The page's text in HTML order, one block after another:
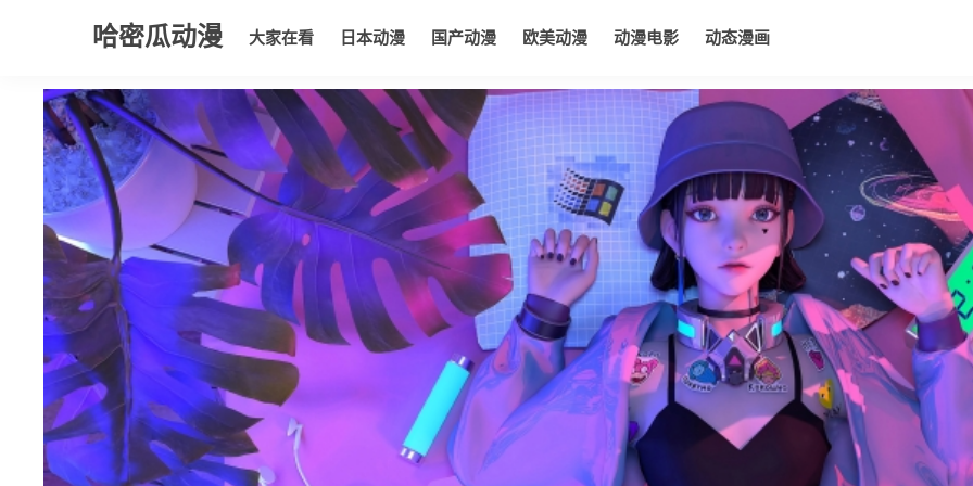
哈密瓜动漫 大家在看 日本动漫 国产动漫 欧美动漫 动漫电影 动态漫画
大家在看 日本动漫 国产动漫 欧美动漫 动漫电影 动态漫画